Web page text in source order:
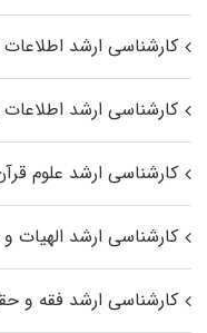
کارشناسی ارشد
کارشناسی ارشد
کارشناسی ارشد علوم
کارشناسی ارشد
کارشناسی ارشد فقه و